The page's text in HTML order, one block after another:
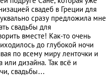
свадеб в Греции для
сразу предложила мне
свадьбы для
вместе! Как-то очень
до глубокой ночи
по всему миру ленточки и
или дизайна. Так всё и
свадьбы…